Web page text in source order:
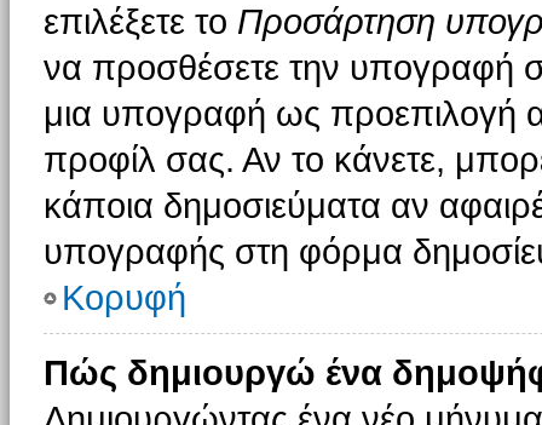
επιλέξετε το Προσάρτηση
να προσθέσετε την υπογραφή
μια υπογραφή ως προεπιλογή
προφίλ σας. Αν το κάνετε,
κάποια δημοσιεύματα αν
υπογραφής στη φόρμα
Κορυφή
Πώς δημιουργώ ένα